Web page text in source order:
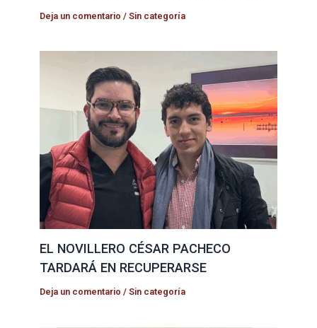
Deja un comentario /Sin categoría
EL NOVILLERO CÉSAR PACHECO
TARDARÁ EN RECUPERARSE
Deja un comentario /Sin categoría